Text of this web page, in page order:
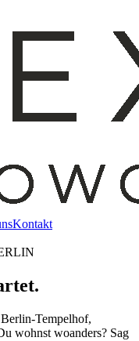
Kontakt
Tempelhof,
wohnst woanders? Sag